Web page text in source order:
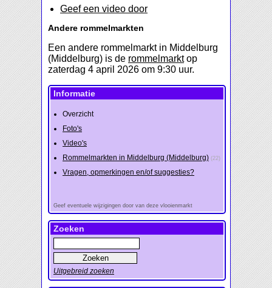
Geef een video door
Andere rommelmarkten
Een andere rommelmarkt in Middelburg
(Middelburg) is de rommelmarktop
zaterdag 4 april 2026 om 9:30 uur.
Informatie
Overzicht
Foto's
Video's
Rommelmarkten in Middelburg (Middelburg) (22)
Vragen, opmerkingen en/of suggesties?
Geef eventuele wijzigingen door van deze vlooienmarkt
Zoeken
Uitgebreid zoeken